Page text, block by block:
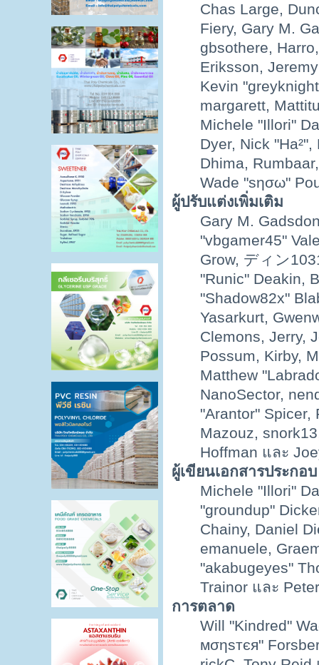
Chas Large,
Fiery, Gary M.
gbsothere,
Eriksson,
Kevin
margarett,
Michele "Illori"
Dyer, Nick
Dhima,
Wade "sησω"
ผู้ปรับแต่งเพิ่มเติม
Gary M.
"vbgamer45"
Grow, ディン
"Runic" Deakin,
"Shadow82x"
Yasarkurt,
Clemons, Jerry,
Possum, Kirby,
Matthew
NanoSector,
"Arantor" Spicer,
Mazouz,
Hoffman และ
ผู้เขียนเอกสารประกอบ
Michele "Illori"
"groundup"
Chainy, Daniel
emanuele,
"akabugeyes"
Trainor และ
การตลาด
Will "Kindred"
мσηѕтєя"